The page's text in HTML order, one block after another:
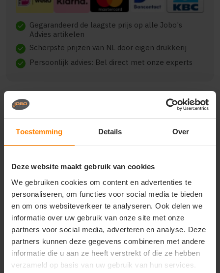
Toestemming Details Over
Deze website maakt gebruik van cookies
We gebruiken cookies om content en advertenties te
personaliseren, om functies voor social media te bieden
en om ons websiteverkeer te analyseren. Ook delen we
informatie over uw gebruik van onze site met onze
partners voor social media, adverteren en analyse. Deze
partners kunnen deze gegevens combineren met andere
informatie die u aan ze heeft verstrekt of die ze hebben
verzameld op basis van uw gebruik van hun services.
check Gegarandeerd de laagste prijs op alle Jobo's
Advies artikelen
check Scherpste prijzen van NL door eigen drukkerij
check Persoonlijk advies: Bel direct met onze experts
{"M":1,"L":1,"XL":3,"XXL":1},"prnts":
[{"pp":"Voorzijde","pt":"Bedrukking","ct":"Vier of
meer kleuren"}]}
Vragen? Neem contact
op met onze
klantenservice